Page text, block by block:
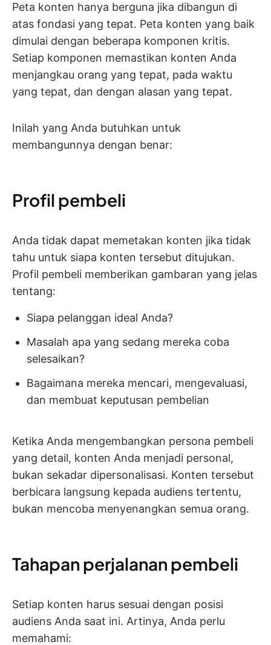
Peta konten hanya berguna jika dibangun di
atas fondasi yang tepat. Peta konten yang baik
dimulai dengan beberapa komponen kritis.
Setiap komponen memastikan konten Anda
menjangkau orang yang tepat, pada waktu
yang tepat, dan dengan alasan yang tepat.
Inilah yang Anda butuhkan untuk
membangunnya dengan benar:
Profil pembeli
Anda tidak dapat memetakan konten jika tidak
tahu untuk siapa konten tersebut ditujukan.
Profil pembeli memberikan gambaran yang jelas
tentang:
Siapa pelanggan ideal Anda?
Masalah apa yang sedang mereka coba
selesaikan?
Bagaimana mereka mencari, mengevaluasi,
dan membuat keputusan pembelian
Ketika Anda mengembangkan persona pembeli
yang detail, konten Anda menjadi personal,
bukan sekadar dipersonalisasi. Konten tersebut
berbicara langsung kepada audiens tertentu,
bukan mencoba menyenangkan semua orang.
Tahapan perjalanan pembeli
Setiap konten harus sesuai dengan posisi
audiens Anda saat ini. Artinya, Anda perlu
memahami: